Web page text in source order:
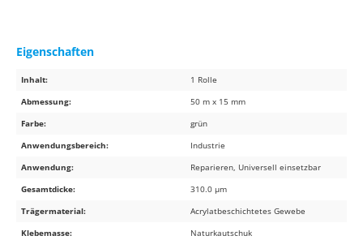
Eigenschaften
Inhalt:
1 Rolle
Abmessung:
50 m x 15 mm
Farbe:
grün
Anwendungsbereich:
Industrie
Anwendung:
Reparieren, Universell einsetzbar
Gesamtdicke:
310.0 µm
Trägermaterial:
Acrylatbeschichtetes Gewebe
Klebemasse:
Naturkautschuk